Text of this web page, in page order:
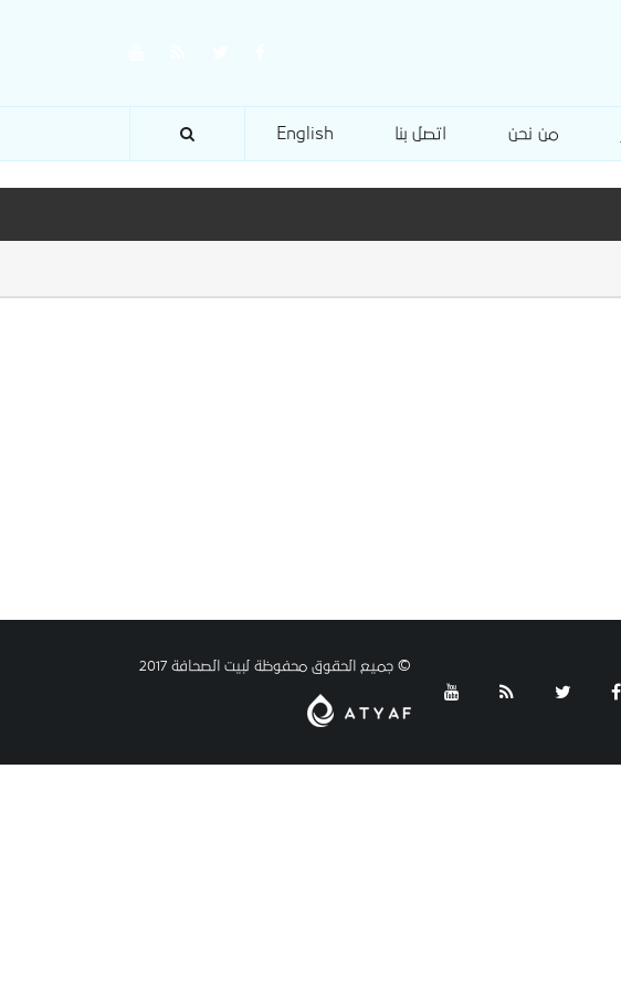
من نحن اتصل بنا English
© جميع الحقوق محفوظة لبيت الصحافة 2017